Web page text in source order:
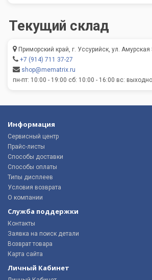
Текущий склад
Приморский край, г. Уссурийск, ул.
+7 (914) 711 37-27
shop@mematrix.ru
пн-пт: 10:00 - 19:00 сб: 10:00 - 16:00 вс:
Информация
Сервисный центр
Прайс-листы
Способы доставки
Способы оплаты
Типы дисплеев
Условия возврата
О компании
Служба поддержки
Контакты
Заявка на поиск детали
Возврат товара
Карта сайта
Личный Кабинет